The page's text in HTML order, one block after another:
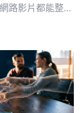
路影片都能整